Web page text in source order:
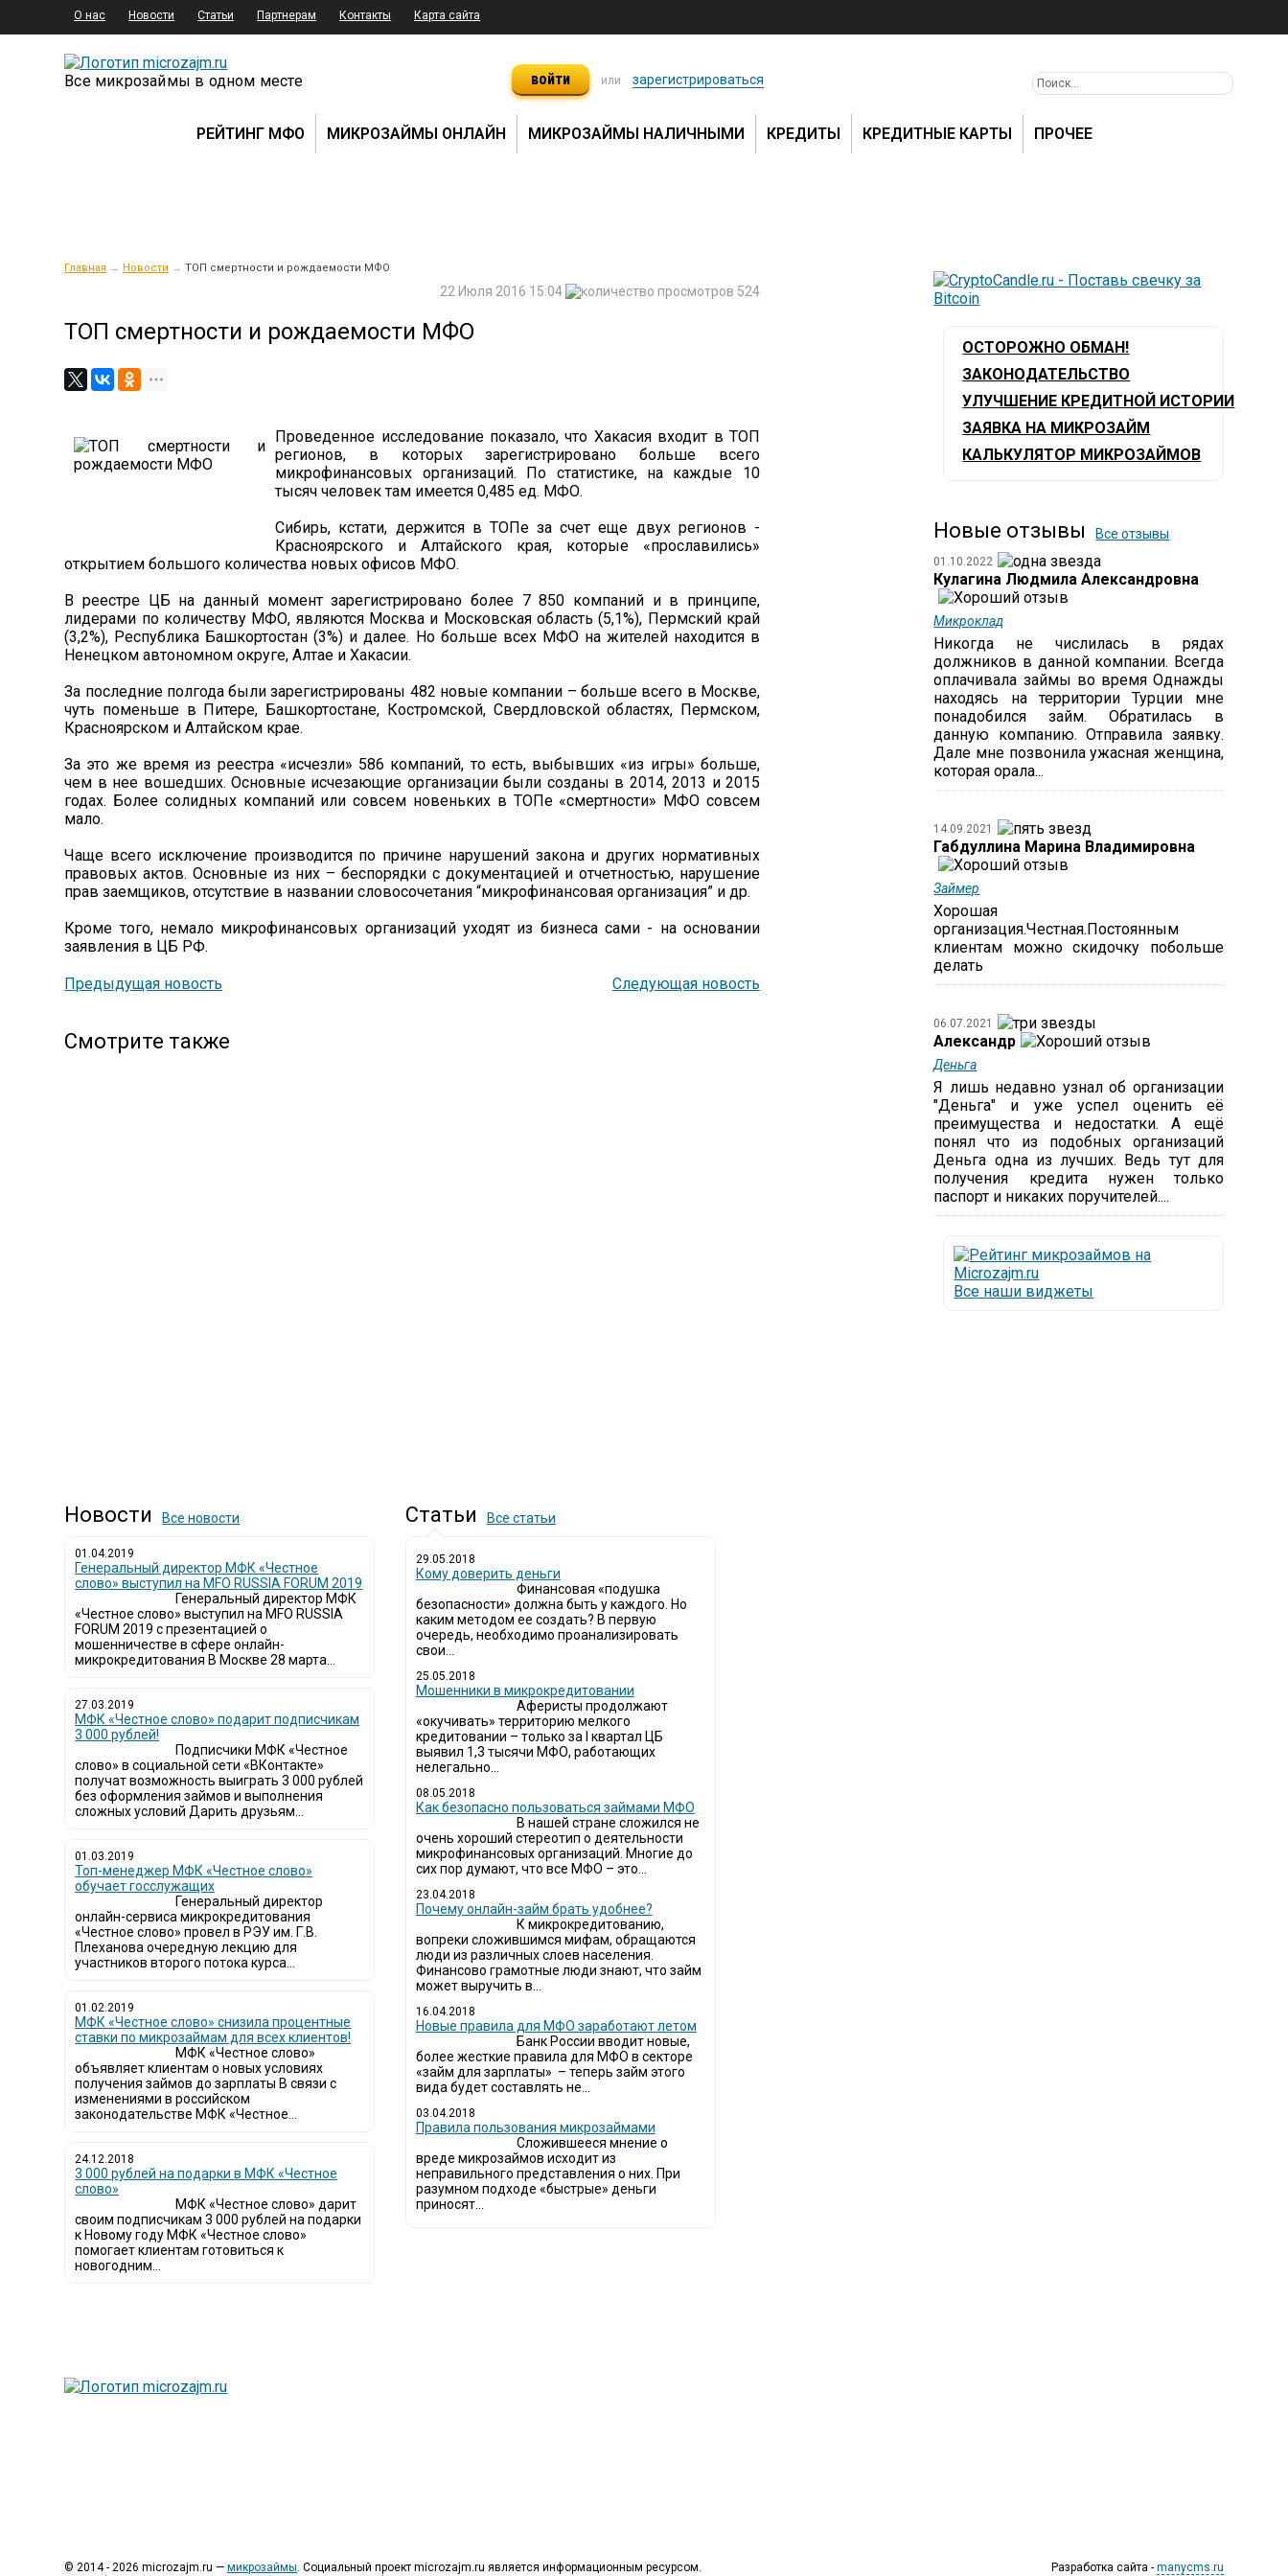
О нас Новости Статьи Партнерам Контакты Карта сайта
Все микрозаймы в одном месте войти или зарегистрироваться
РЕЙТИНГ МФО МИКРОЗАЙМЫ ОНЛАЙН МИКРОЗАЙМЫ НАЛИЧНЫМИ КРЕДИТЫ КРЕДИТНЫЕ КАРТЫ ПРОЧЕЕ
Главная → Новости → ТОП смертности и рождаемости МФО
524
22 Июля 2016 15:04
ТОП смертности и рождаемости МФО
Проведенное исследование показало, что Хакасия входит в ТОП
регионов, в которых зарегистрировано больше всего
микрофинансовых организаций. По статистике, на каждые 10
тысяч человек там имеется 0,485 ед. МФО.
Сибирь, кстати, держится в ТОПе за счет еще двух регионов -
Красноярского и Алтайского края, которые «прославились»
открытием большого количества новых офисов МФО.
В реестре ЦБ на данный момент зарегистрировано более 7 850 компаний и в принципе,
лидерами по количеству МФО, являются Москва и Московская область (5,1%), Пермский край
(3,2%), Республика Башкортостан (3%) и далее. Но больше всех МФО на жителей находится в
Ненецком автономном округе, Алтае и Хакасии.
За последние полгода были зарегистрированы 482 новые компании – больше всего в Москве,
чуть поменьше в Питере, Башкортостане, Костромской, Свердловской областях, Пермском,
Красноярском и Алтайском крае.
За это же время из реестра «исчезли» 586 компаний, то есть, выбывших «из игры» больше,
чем в нее вошедших. Основные исчезающие организации были созданы в 2014, 2013 и 2015
годах. Более солидных компаний или совсем новеньких в ТОПе «смертности» МФО совсем
мало.
Чаще всего исключение производится по причине нарушений закона и других нормативных
правовых актов. Основные из них – беспорядки с документацией и отчетностью, нарушение
прав заемщиков, отсутствие в названии словосочетания “микрофинансовая организация” и др.
Кроме того, немало микрофинансовых организаций уходят из бизнеса сами - на основании
заявления в ЦБ РФ.
Предыдущая новость Следующая новость
Смотрите также
Новости Все новости
01.04.2019
Генеральный директор МФК «Честное
слово» выступил на MFO RUSSIA FORUM 2019
Генеральный директор МФК
«Честное слово» выступил на MFO RUSSIA
FORUM 2019 с презентацией о
мошенничестве в сфере онлайн-
микрокредитования В Москве 28 марта...
27.03.2019
МФК «Честное слово» подарит подписчикам
3 000 рублей!
Подписчики МФК «Честное
слово» в социальной сети «ВКонтакте»
получат возможность выиграть 3 000 рублей
без оформления займов и выполнения
сложных условий Дарить друзьям...
01.03.2019
Топ-менеджер МФК «Честное слово»
обучает госслужащих
Генеральный директор
онлайн-сервиса микрокредитования
«Честное слово» провел в РЭУ им. Г.В.
Плеханова очередную лекцию для
участников второго потока курса...
01.02.2019
МФК «Честное слово» снизила процентные
ставки по микрозаймам для всех клиентов!
МФК «Честное слово»
объявляет клиентам о новых условиях
получения займов до зарплаты В связи с
изменениями в российском
законодательстве МФК «Честное...
24.12.2018
3 000 рублей на подарки в МФК «Честное
слово»
МФК «Честное слово» дарит
своим подписчикам 3 000 рублей на подарки
к Новому году МФК «Честное слово»
помогает клиентам готовиться к
новогодним...
Статьи Все статьи
29.05.2018
Кому доверить деньги
Финансовая «подушка
безопасности» должна быть у каждого. Но
каким методом ее создать? В первую
очередь, необходимо проанализировать
свои...
25.05.2018
Мошенники в микрокредитовании
Аферисты продолжают
«окучивать» территорию мелкого
кредитовании – только за I квартал ЦБ
выявил 1,3 тысячи МФО, работающих
нелегально...
08.05.2018
Как безопасно пользоваться займами МФО
В нашей стране сложился не
очень хороший стереотип о деятельности
микрофинансовых организаций. Многие до
сих пор думают, что все МФО – это...
23.04.2018
Почему онлайн-займ брать удобнее?
К микрокредитованию,
вопреки сложившимся мифам, обращаются
люди из различных слоев населения.
Финансово грамотные люди знают, что займ
может выручить в...
16.04.2018
Новые правила для МФО заработают летом
Банк России вводит новые,
более жесткие правила для МФО в секторе
«займ для зарплаты» – теперь займ этого
вида будет составлять не...
03.04.2018
​Правила пользования микрозаймами
Сложившееся мнение о
вреде микрозаймов исходит из
неправильного представления о них. При
разумном подходе «быстрые» деньги
приносят...
ОСТОРОЖНО ОБМАН!
ЗАКОНОДАТЕЛЬСТВО
УЛУЧШЕНИЕ КРЕДИТНОЙ ИСТОРИИ
ЗАЯВКА НА МИКРОЗАЙМ
КАЛЬКУЛЯТОР МИКРОЗАЙМОВ
Новые отзывы Все отзывы
01.10.2022
Кулагина Людмила Александровна
Микроклад
Никогда не числилась в рядах
должников в данной компании. Всегда
оплачивала займы во время Однажды
находясь на территории Турции мне
понадобился займ. Обратилась в
данную компанию. Отправила заявку.
Дале мне позвонила ужасная женщина,
которая орала...
14.09.2021
Габдуллина Марина Владимировна
Займер
Хорошая
организация.Честная.Постоянным
клиентам можно скидочку побольше
делать
06.07.2021
Александр
Деньга
Я лишь недавно узнал об организации
"Деньга" и уже успел оценить её
преимущества и недостатки. А ещё
понял что из подобных организаций
Деньга одна из лучших. Ведь тут для
получения кредита нужен только
паспорт и никаких поручителей....
Все наши виджеты
© 2014 - 2026 microzajm.ru —микрозаймы. Социальный проект microzajm.ru является информационным ресурсом.
Разработка сайта - manycms.ru